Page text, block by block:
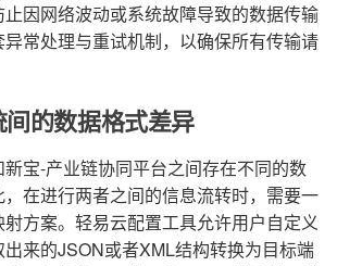
因网络波动或系统故障导致的数据传输
常处理与重试机制，以确保所有传输请
的数据格式差异
宝-产业链协同平台之间存在不同的数
在进行两者之间的信息流转时，需要一
方案。轻易云配置工具允许用户自定义
来的JSON或者XML结构转换为目标端